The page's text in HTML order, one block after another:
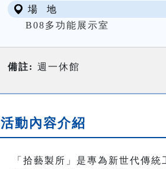
場 地
B08多功能展示室
備註: 週一休館
活動內容介紹
「拾藝製所」是專為新世代傳